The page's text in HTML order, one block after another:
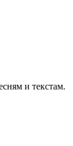
и текстам.